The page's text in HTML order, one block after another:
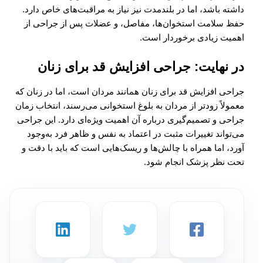
داشته باشد، اما در بلندمدت نیز نیاز به مراقبت‌های خاص دارد.
حفظ سلامت استخوان‌ها، مفاصل، و عضلات پس از جراحی از
اهمیت زیادی برخوردار است.
در نهایت: جراحی افزایش قد برای زنان
جراحی افزایش قد برای زنان همانند مردان است، اما در زنان که
معمولاً زودتر از مردان به بلوغ استخوانی می‌رسند، انتخاب زمان
جراحی و تصمیم‌گیری درباره آن اهمیت ویژه‌ای دارد. این جراحی
می‌تواند تغییرات مثبت در اعتماد به نفس و ظاهر فرد به‌وجود
آورد، اما همراه با چالش‌ها و ریسک‌هایی است که باید با دقت و
تحت نظر پزشک انجام شود.